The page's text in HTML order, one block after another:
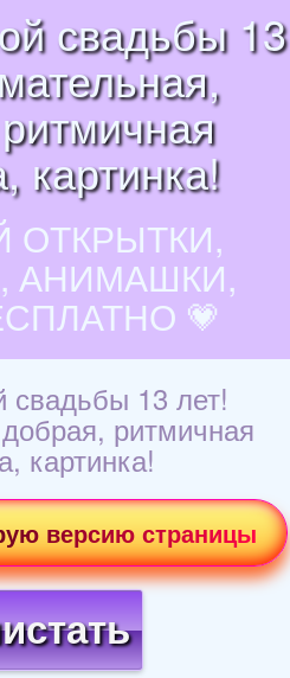
свадьбы 13
картинка!
ОТКРЫТКИ,
АНИМАШКИ,
💗
свадьбы 13 лет!
ритмичная
картинка!
версию страницы